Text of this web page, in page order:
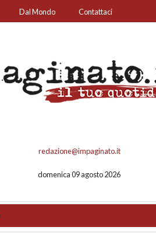
Dal Mondo Contattaci
redazione@impaginato.it
domenica 09 agosto 2026